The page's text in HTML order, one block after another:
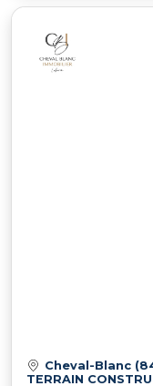
Cheval-Blanc
TERRAIN